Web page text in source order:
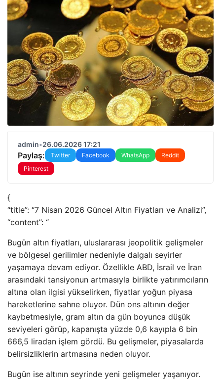
admin•26.06.2026 17:21
Paylaş: Twitter Facebook WhatsApp
Reddit
Pinterest
{
“title”: “7 Nisan 2026 Güncel Altın Fiyatları ve Analizi”,
“content”: “
Bugün altın fiyatları, uluslararası jeopolitik gelişmeler
ve bölgesel gerilimler nedeniyle dalgalı seyirler
yaşamaya devam ediyor. Özellikle ABD, İsrail ve İran
arasındaki tansiyonun artmasıyla birlikte yatırımcıların
altına olan ilgisi yükselirken, fiyatlar yoğun piyasa
hareketlerine sahne oluyor. Dün ons altının değer
kaybetmesiyle, gram altın da gün boyunca düşük
seviyeleri görüp, kapanışta yüzde 0,6 kayıpla 6 bin
666,5 liradan işlem gördü. Bu gelişmeler, piyasalarda
belirsizliklerin artmasına neden oluyor.
Bugün ise altının seyrinde yeni gelişmeler yaşanıyor.